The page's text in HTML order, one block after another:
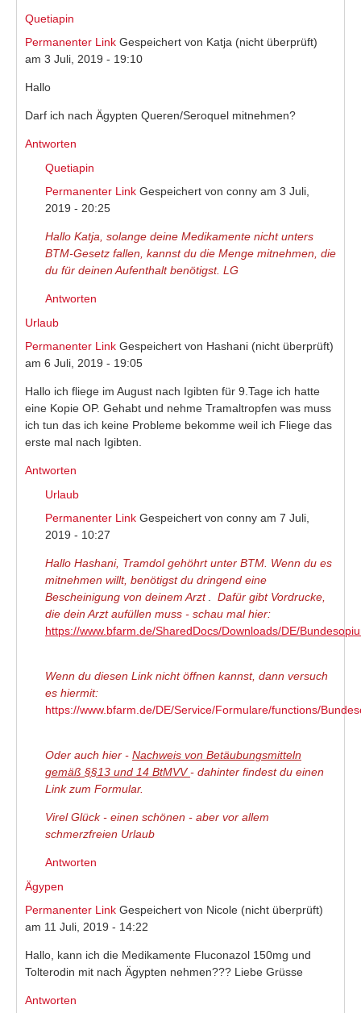
Quetiapin
Permanenter Link Gespeichert von Katja (nicht überprüft)
am 3 Juli, 2019 - 19:10
Hallo
Darf ich nach Ägypten Queren/Seroquel mitnehmen?
Antworten
Quetiapin
Permanenter Link Gespeichert von conny am 3 Juli,
2019 - 20:25
Hallo Katja, solange deine Medikamente nicht unters
BTM-Gesetz fallen, kannst du die Menge mitnehmen, die
du für deinen Aufenthalt benötigst. LG
Antworten
Urlaub
Permanenter Link Gespeichert von Hashani (nicht überprüft)
am 6 Juli, 2019 - 19:05
Hallo ich fliege im August nach Igibten für 9.Tage ich hatte
eine Kopie OP. Gehabt und nehme Tramaltropfen was muss
ich tun das ich keine Probleme bekomme weil ich Fliege das
erste mal nach Igibten.
Antworten
Urlaub
Permanenter Link Gespeichert von conny am 7 Juli,
2019 - 10:27
Hallo Hashani, Tramdol gehöhrt unter BTM. Wenn du es
mitnehmen willt, benötigst du dringend eine
Bescheinigung von deinem Arzt
Dafür gibt Vordrucke,
die dein Arzt aufüllen muss - schau mal hier:
https://www.bfarm.de/SharedDocs/Downloads/DE/
Wenn du diesen Link nicht öffnen kannst, dann versuch
es hiermit:
https://www.bfarm.de/DE/Service/Formulare/functions/
Oder auch hier - Nachweis von Betäubungsmitteln
gemäß §§13 und 14 BtMVV- dahinter findest du einen
Link zum Formular.
Virel Glück - einen schönen - aber vor allem
schmerzfreien Urlaub
Antworten
Ägypen
Permanenter Link Gespeichert von Nicole (nicht überprüft)
am 11 Juli, 2019 - 14:22
Hallo, kann ich die Medikamente Fluconazol 150mg und
Tolterodin mit nach Ägypten nehmen??? Liebe Grüsse
Antworten